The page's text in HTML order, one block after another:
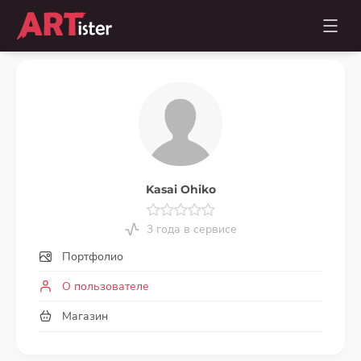
Kasai Ohiko
3 года в сервисе
Портфолио
О пользователе
Магазин